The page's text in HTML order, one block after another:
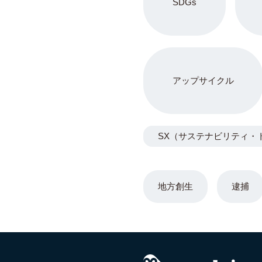
SDGs
アップサイクル
地方創生 逮捕
SX（サステナビリティ・